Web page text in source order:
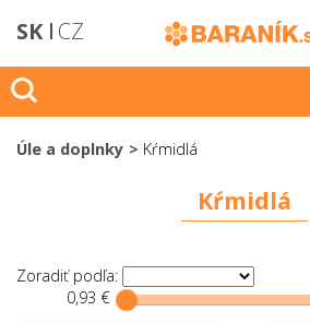
SK CZ
Úle a doplnky Kŕmidlá
Kŕmidlá
Zoradiť podľa:
0,93 €